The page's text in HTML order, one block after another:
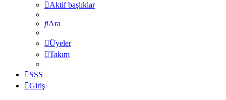
Aktif başlıklar
Ara
Üyeler
Takım
SSS
Giriş